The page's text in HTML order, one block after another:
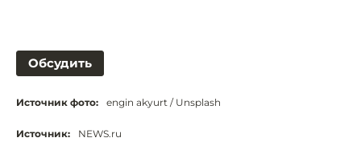
Обсудить
Источник фото: engin akyurt / Unsplash
Источник: NEWS.ru